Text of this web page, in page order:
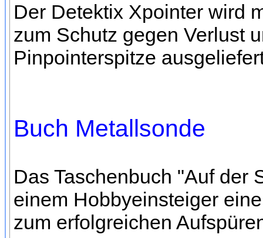
Der Detektix Xpointer wird
zum Schutz gegen Verlust
Pinpointerspitze
Buch Metallsonde
Das Taschenbuch "Auf der
einem Hobbyeinsteiger
zum erfolgreichen